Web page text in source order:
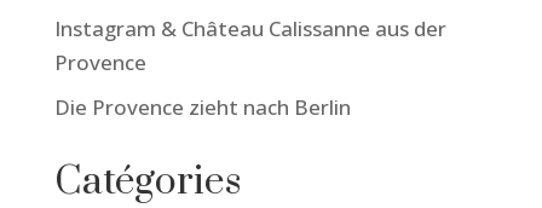
Instagram & Château Calissanne aus der
Provence
Die Provence zieht nach Berlin
Catégories